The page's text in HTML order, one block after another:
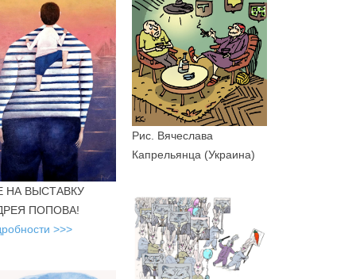
Рис. Вячеслава
Капрельянца (Украина)
НА ВЫСТАВКУ
ПОПОВА!
>>>